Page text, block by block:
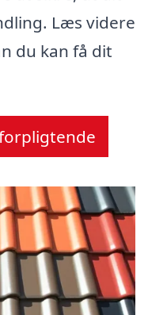
Læs videre
du kan få dit